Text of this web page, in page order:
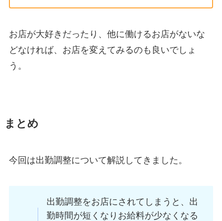
お店が大好きだったり、他に働けるお店がないな
どなければ、お店を変えてみるのも良いでしょ
う。
まとめ
今回は出勤調整について解説してきました。
出勤調整をお店にされてしまうと、出
勤時間が短くなりお給料が少なくなる